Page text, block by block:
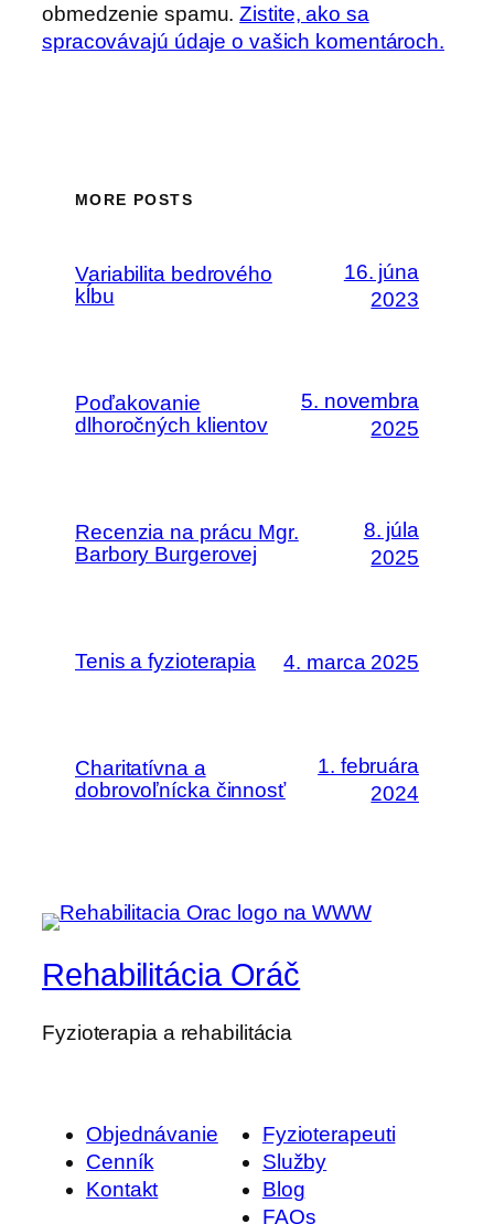
obmedzenie spamu.Zistite, ako sa
spracovávajú údaje o vašich komentároch.
MORE POSTS
Variabilita bedrového
kĺbu
16. júna
2023
Poďakovanie
dlhoročných klientov
5. novembra
2025
Recenzia na prácu Mgr.
Barbory Burgerovej
8. júla
2025
Tenis a fyzioterapia 4. marca 2025
Charitatívna a
dobrovoľnícka činnosť
1. februára
2024
Rehabilitácia Oráč
Fyzioterapia a rehabilitácia
Objednávanie
Cenník
Kontakt
Fyzioterapeuti
Služby
Blog
FAQs